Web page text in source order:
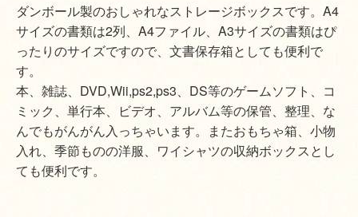
ダンボール製のおしゃれなストレージボックスです。A4
サイズの書類は2列、A4ファイル、A3サイズの書類はぴ
ったりのサイズですので、文書保存箱としても便利で
す。
本、雑誌、DVD,Wii,ps2,ps3、DS等のゲームソフト、コ
ミック、単行本、ビデオ、アルバム等の保管、整理、な
んでもがんがん入っちゃいます。またおもちゃ箱、小物
入れ、季節ものの洋服、ワイシャツの収納ボックスとし
ても便利です。